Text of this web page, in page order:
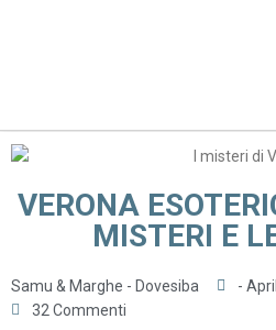
VERONA
MISTERI E
Samu & Marghe - Dovesiba -
32 Commenti